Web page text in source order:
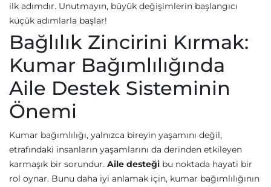
ilk adımdır. Unutmayın, büyük değişimlerin başlangıcı
küçük adımlarla başlar!
Bağlılık Zincirini Kırmak:
Kumar Bağımlılığında
Aile Destek Sisteminin
Önemi
Kumar bağımlılığı, yalnızca bireyin yaşamını değil,
etrafındaki insanların yaşamlarını da derinden etkileyen
karmaşık bir sorundur. Aile desteği bu noktada hayati bir
rol oynar. Bunu daha iyi anlamak için, kumar bağımlılığının